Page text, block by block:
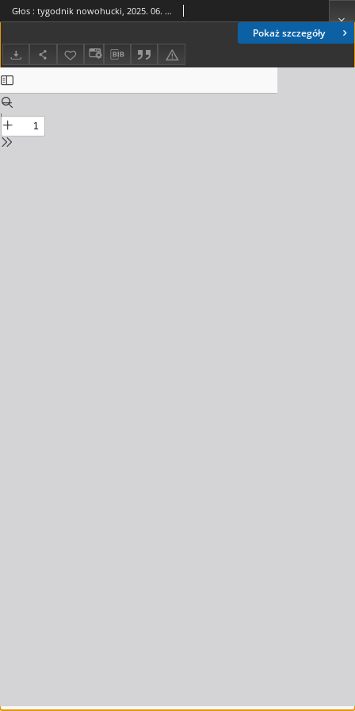
Pokaż szczegóły
Głos : tygodnik nowohucki, 2025. 06. 27, nr 26